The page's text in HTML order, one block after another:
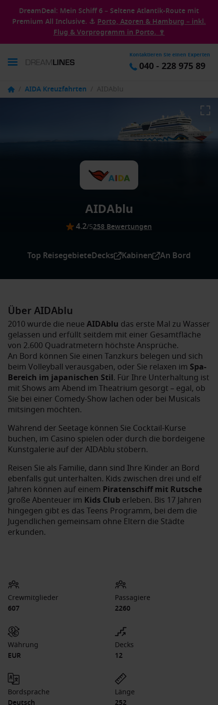
DreamDeal: Mein Schiff 6 – Seltene Atlantik-Route mit
Premium All Inclusive. ⚓ Porto, Azoren & Hamburg – inkl.
Flug & Vorprogramm in Porto. 🍷
Kontaktieren Sie einen Experten
040 - 228 975 89
/ AIDA Kreuzfahrten / AIDAblu
AIDAblu
4.2/5258 Bewertungen
Top ReisegebieteDecks Kabinen An Bord
Über AIDAblu
2010 wurde die neue AIDAblu das erste Mal zu Wasser
gelassen und erfüllt seitdem mit einer Gesamtfläche
von 2.600 Quadratmetern höchste Ansprüche.
An Bord können Sie einen Tanzkurs belegen und sich
beim Volleyball verausgaben, oder Sie relaxen im Spa-
Bereich im japanischen Stil. Für Ihre Unterhaltung ist
mit Shows am Abend im Theatrium gesorgt – egal, ob
Sie bei einer Comedy-Show lachen oder bei Musicals
mitsingen möchten.
Während der Seetage können Sie Cocktail-Kurse
buchen, im Casino spielen oder durch die bordeigene
Kunstgalerie auf der AIDAblu stöbern.
Reisen Sie als Familie, dann sind Ihre Kinder an Bord
ebenfalls gut unterhalten. Kids zwischen drei und elf
Jahren können auf einem Piratenschiff mit Rutsche
große Abenteuer im Kids Club erleben. Bis 17 Jahren
hingegen gibt es das Teens Programm, bei dem die
Jugendlichen gemeinsam ohne Eltern die Städte
erkunden.
Crewmitglieder
607
Passagiere
2260
Währung
EUR
Decks
12
Bordsprache
Deutsch
Länge
252